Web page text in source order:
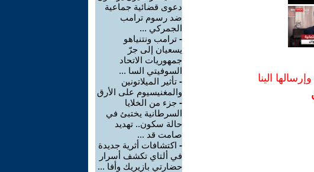
الينا
دعوى قضائية جماعية
ضد رسوم ترامب
الجمركي ...
- ترامب ونتنياهو
يسعيان إلى جرّ
جمهوريات الاتحاد
السوفيتي السا ...
- تأثير الميلاتونين
والمغنيسيوم على الأرق
- جزء من الخلايا
السرطانية يختبئ في
حالة سكون.. تهديد
صامت قد ...
- اكتشافات أثرية جديدة
في ألتاي تكشف أسرار
حضارتي بازيريك وأفا ...